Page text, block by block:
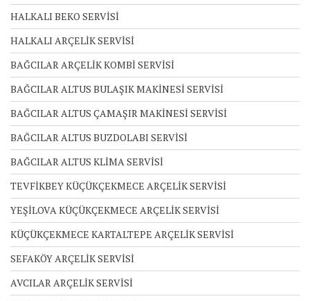
HALKALI BEKO SERVİSİ
HALKALI ARÇELİK SERVİSİ
BAĞCILAR ARÇELİK KOMBİ SERVİSİ
BAĞCILAR ALTUS BULAŞIK MAKİNESİ SERVİSİ
BAĞCILAR ALTUS ÇAMAŞIR MAKİNESİ SERVİSİ
BAĞCILAR ALTUS BUZDOLABI SERVİSİ
BAĞCILAR ALTUS KLİMA SERVİSİ
TEVFİKBEY KÜÇÜKÇEKMECE ARÇELİK SERVİSİ
YEŞİLOVA KÜÇÜKÇEKMECE ARÇELİK SERVİSİ
KÜÇÜKÇEKMECE KARTALTEPE ARÇELİK SERVİSİ
SEFAKÖY ARÇELİK SERVİSİ
AVCILAR ARÇELİK SERVİSİ